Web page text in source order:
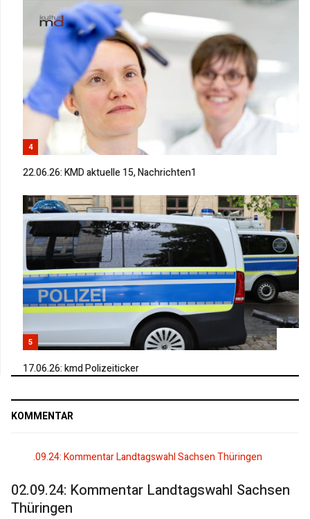
4
22.06.26: KMD aktuelle 15, Nachrichten1
5
17.06.26: kmd Polizeiticker
KOMMENTAR
02.09.24: Kommentar Landtagswahl Sachsen
Thüringen